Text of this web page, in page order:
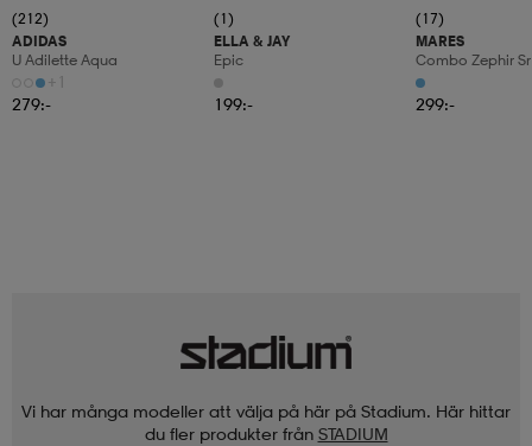
(212)
ADIDAS
U Adilette Aqua
+1
279:-
(1)
ELLA & JAY
Epic
199:-
(17)
MARES
Combo Zephir Sr
299:-
Vi har många modeller att välja på här på Stadium. Här hittar
du fler produkter från STADIUM